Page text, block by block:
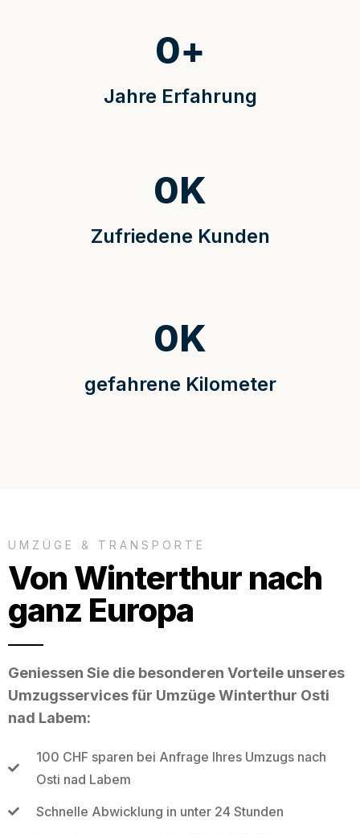
Jahre Erfahrung
0+
Zufriedene Kunden
0K
gefahrene Kilometer
0K
UMZÜGE & TRANSPORTE
Von Winterthur nach
ganz Europa
Geniessen Sie die besonderen Vorteile unseres
Umzugsservices für Umzüge Winterthur Osti
nad Labem:
100 CHF sparen bei Anfrage Ihres Umzugs nach
Osti nad Labem
Schnelle Abwicklung in unter 24 Stunden